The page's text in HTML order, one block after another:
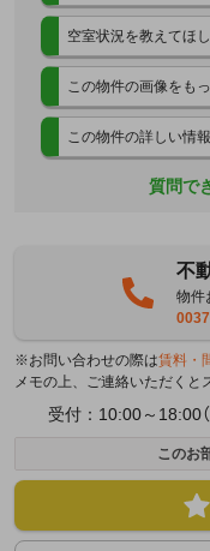
空室状況を教えてほ
この物件の画像をも
この物件の詳しい情
質問で
不
物件
※お問い合わせの際は賃料・
メモの上、ご連絡いただくと
受付：10:00～18:00
このお